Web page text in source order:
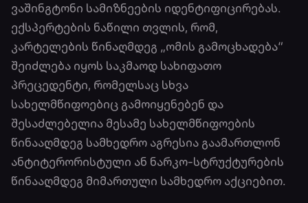
ვაშინგტონი სამიზნეების იდენტიფიცირებას.
ექსპერტების ნაწილი თვლის, რომ,
კარტელების წინაღმდეგ „ომის გამოცხადება“
შეიძლება იყოს საკმაოდ სახიფათო
პრეცედენტი, რომელსაც სხვა
სახელმწიფოებიც გამოიყენებენ და
შესაძლებელია მესამე სახელმწიფოების
წინააღმდეგ სამხედრო აგრესია გაამართლონ
ანტიტერორისტული ან ნარკო-სტრუქტურების
წინააღმდეგ მიმართული სამხედრო აქციებით.